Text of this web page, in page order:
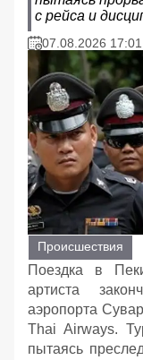
с рейса и
07.08.2026 17:01
Происшествия
Поездка в
артиста
аэропорта
Thai Airways.
пытаясь